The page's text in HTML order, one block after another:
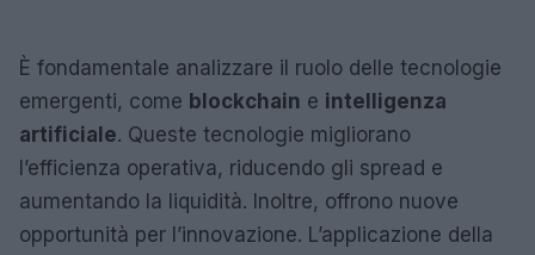
È fondamentale analizzare il ruolo delle tecnologie
emergenti, come blockchain e intelligenza
artificiale. Queste tecnologie migliorano
l’efficienza operativa, riducendo gli spread e
aumentando la liquidità. Inoltre, offrono nuove
opportunità per l’innovazione. L’applicazione della